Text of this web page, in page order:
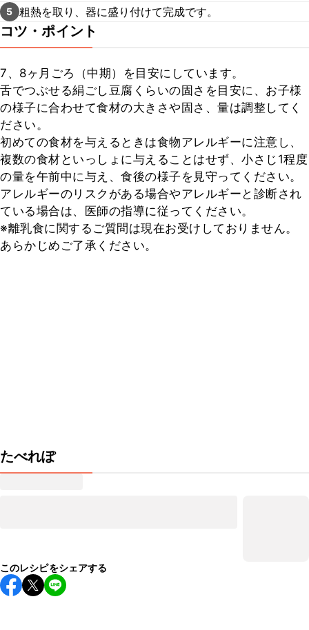
5 粗熱を取り、器に盛り付けて完成です。
コツ・ポイント
7、8ヶ月ごろ（中期）を目安にしています。
舌でつぶせる絹ごし豆腐くらいの固さを目安に、お子様
の様子に合わせて食材の大きさや固さ、量は調整してく
ださい。
初めての食材を与えるときは食物アレルギーに注意し、
複数の食材といっしょに与えることはせず、小さじ1程度
の量を午前中に与え、食後の様子を見守ってください。
アレルギーのリスクがある場合やアレルギーと診断され
ている場合は、医師の指導に従ってください。
※離乳食に関するご質問は現在お受けしておりません。
あらかじめご了承ください。
たべれぽ
このレシピをシェアする